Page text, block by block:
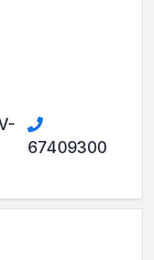
67409300